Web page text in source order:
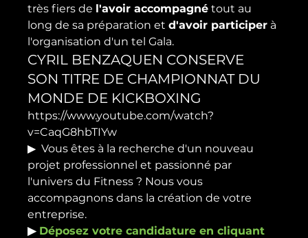
très fiers de l'avoir accompagné tout au
long de sa préparation et d'avoir participer à
l'organisation d'un tel Gala.
CYRIL BENZAQUEN CONSERVE
SON TITRE DE CHAMPIONNAT DU
MONDE DE KICKBOXING
https://www.youtube.com/watch?
v=CaqG8hbTIYw
▶  Vous êtes à la recherche d'un nouveau
projet professionnel et passionné par
l'univers du Fitness ? Nous vous
accompagnons dans la création de votre
entreprise.
▶ Déposez votre candidature en cliquant